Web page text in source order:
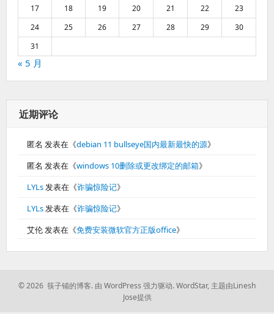
17
18 19 20 21 22
23
24
25 26 27 28 29
30
31
« 5 月
近期评论
匿名 发表在《debian 11 bullseye国内最新最快的源》
匿名 发表在《windows 10删除或更改绑定的邮箱》
LYLs发表在《诈骗惊险记》
LYLs发表在《诈骗惊险记》
艾伦发表在《免费安装微软官方正版office》
© 2026 筷子铺的博客. 由 WordPress 强力驱动. WordStar, 主题由Linesh
Jose提供